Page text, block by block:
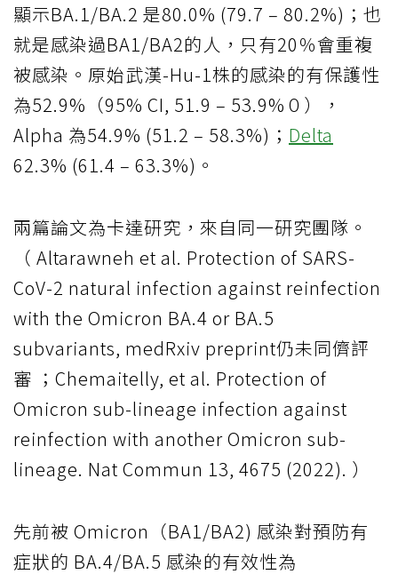
顯示BA.1/BA.2 是80.0% (79.7 – 80.2%)；也
就是感染過BA1/BA2的人，只有20％會重複
被感染。原始武漢-Hu-1株的感染的有保護性
為52.9%（95% CI, 51.9 – 53.9%０），
Alpha 為54.9% (51.2 – 58.3%)； Delta
62.3% (61.4 – 63.3%)。
兩篇論文為卡達研究，來自同一研究團隊。
（ Altarawneh et al. Protection of SARS-
CoV-2 natural infection against reinfection
with the Omicron BA.4 or BA.5
subvariants, medRxiv preprint仍未同儕評
審 ；Chemaitelly, et al. Protection of
Omicron sub-lineage infection against
reinfection with another Omicron sub-
lineage. Nat Commun 13, 4675 (2022). ）
先前被 Omicron（BA1/BA2) 感染對預防有
症狀的 BA.4/BA.5 感染的有效性為